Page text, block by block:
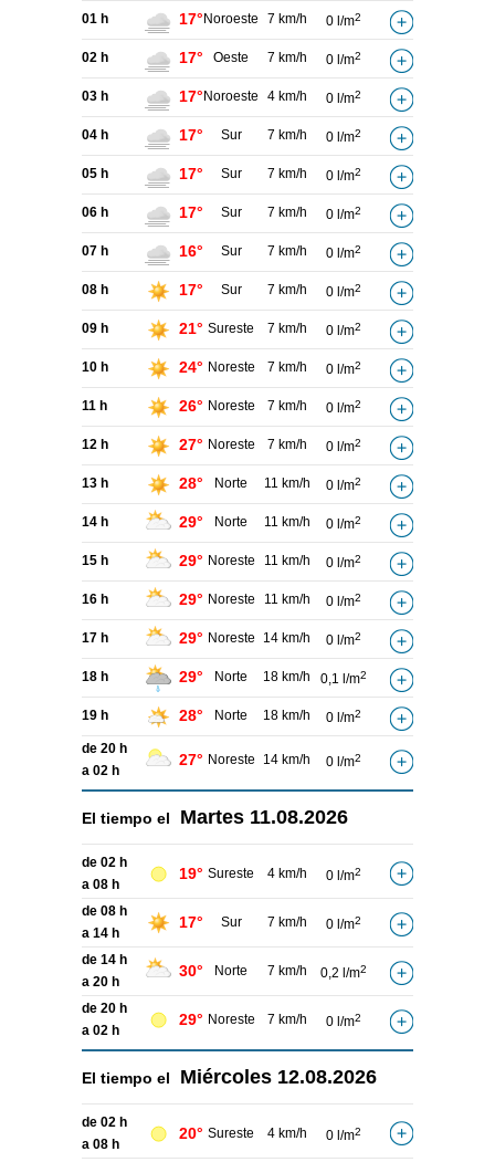
01 h 17° Noroeste 7 km/h 0 l/m2
02 h 17° Oeste 7 km/h 0 l/m2
03 h 17° Noroeste 4 km/h 0 l/m2
04 h 17° Sur 7 km/h 0 l/m2
05 h 17° Sur 7 km/h 0 l/m2
06 h 17° Sur 7 km/h 0 l/m2
07 h 16° Sur 7 km/h 0 l/m2
08 h 17° Sur 7 km/h 0 l/m2
09 h 21° Sureste 7 km/h 0 l/m2
10 h 24° Noreste 7 km/h 0 l/m2
11 h 26° Noreste 7 km/h 0 l/m2
12 h 27° Noreste 7 km/h 0 l/m2
13 h 28° Norte 11 km/h 0 l/m2
14 h 29° Norte 11 km/h 0 l/m2
15 h 29° Noreste 11 km/h 0 l/m2
16 h 29° Noreste 11 km/h 0 l/m2
17 h 29° Noreste 14 km/h 0 l/m2
18 h 29° Norte 18 km/h 0,1 l/m2
19 h 28° Norte 18 km/h 0 l/m2
de 20 h
a 02 h
27° Noreste 14 km/h 0 l/m2
El tiempo el Martes 11.08.2026
de 02 h
a 08 h
19° Sureste 4 km/h 0 l/m2
de 08 h
a 14 h
17° Sur 7 km/h 0 l/m2
de 14 h
a 20 h
30° Norte 7 km/h 0,2 l/m2
de 20 h
a 02 h
29° Noreste 7 km/h 0 l/m2
El tiempo el Miércoles 12.08.2026
de 02 h
a 08 h
20° Sureste 4 km/h 0 l/m2